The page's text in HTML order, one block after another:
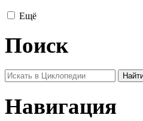
Ещё
Поиск
Навигация